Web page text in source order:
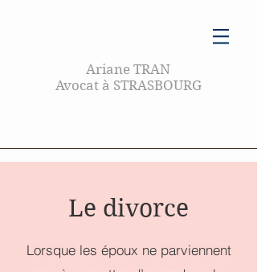
Ariane TRAN
Avocat à STRASBOURG
Le divorce
Lorsque les époux ne parviennent